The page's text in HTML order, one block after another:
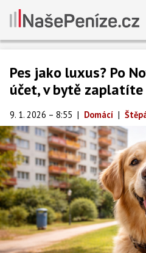
Pes jako luxus? Po
účet, v bytě zaplatíte
9. 1. 2026 – 8:55 | Domácí |